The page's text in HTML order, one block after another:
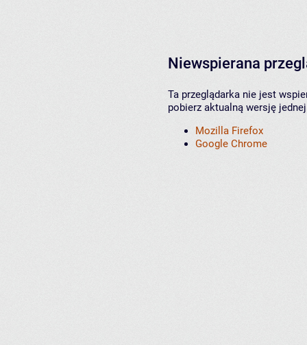
Niewspierana
Ta przeglądarka nie jest
pobierz aktualną wersję
Mozilla Firefox
Google Chrome